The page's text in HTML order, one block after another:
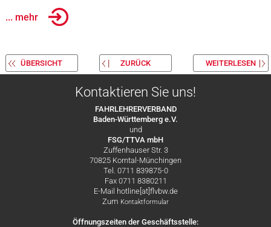
... mehr
ÜBERSICHT ZURÜCK WEITERLESEN
Kontaktieren Sie uns!
FAHRLEHRERVERBAND
Baden-Württemberg e.V.
und
FSG/TTVA mbH
Zuffenhauser Str. 3
70825 Korntal-Münchingen
Tel. 0711 839875-0
Fax 0711 8380211
E-Mail hotline[at]flvbw.de
Zum Kontaktformular
Öffnungszeiten der Geschäftsstelle: